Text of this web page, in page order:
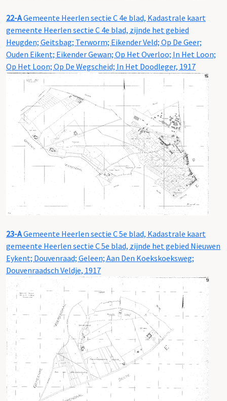
22-AGemeente Heerlen sectie C 4e blad, Kadastrale kaart
gemeente Heerlen sectie C 4e blad, zijnde het gebied
Heugden; Geitsbag; Terworm; Eikender Veld; Op De Geer;
Ouden Eikent; Eikender Gewan; Op Het Overloo; In Het Loon;
Op Het Loon; Op De Wegscheid; In Het Doodleger, 1917
23-AGemeente Heerlen sectie C 5e blad, Kadastrale kaart
gemeente Heerlen sectie C 5e blad, zijnde het gebied Nieuwen
Eykent; Douvenraad; Geleen; Aan Den Koekskoeksweg;
Douvenraadsch Veldje, 1917